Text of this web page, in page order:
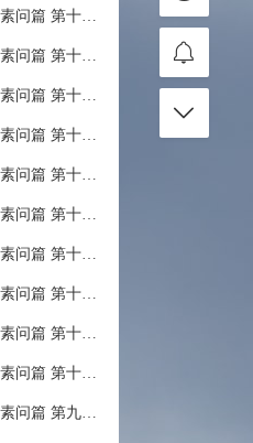
九篇 玉机真藏论
八篇 平人气象论
七篇 脉要精微论
六篇 诊要经终论
五篇 玉版论要
四篇 汤液醪醴论
三篇 移精变气论
二篇 异法方宜论
一篇 五藏别论
十篇 五藏生成
篇 六节藏象论